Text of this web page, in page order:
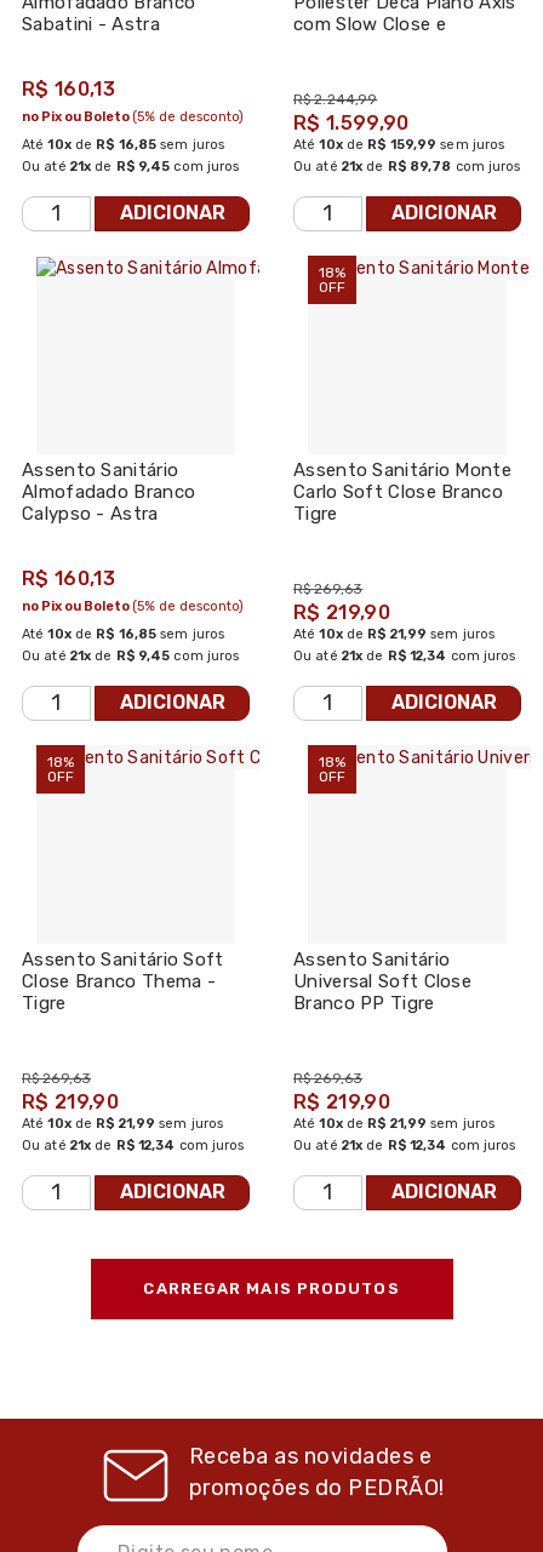
Sabatini - Astra
R$ 160,13
Até10xde R$ 16,85 sem juros
Ou até 21x de R$ 9,45 com juros
no Pix ou Boleto(5% de desconto)
ADICIONAR
com Slow Close e
R$ 2.244,99
R$ 1.599,90
Até10xde R$ 159,99 sem juros
Ou até 21x de R$ 89,78 com juros
ADICIONAR
Assento Sanitário
Almofadado Branco
Calypso - Astra
R$ 160,13
Até10xde R$ 16,85 sem juros
Ou até 21x de R$ 9,45 com juros
no Pix ou Boleto(5% de desconto)
ADICIONAR
18%
OFF
Assento Sanitário Monte
Carlo Soft Close Branco
Tigre
R$ 269,63
R$ 219,90
Até10xde R$ 21,99 sem juros
Ou até 21x de R$ 12,34 com juros
ADICIONAR
18%
OFF
Assento Sanitário Soft
Close Branco Thema -
Tigre
R$ 269,63
R$ 219,90
Até10xde R$ 21,99 sem juros
Ou até 21x de R$ 12,34 com juros
ADICIONAR
18%
OFF
Assento Sanitário
Universal Soft Close
Branco PP Tigre
R$ 269,63
R$ 219,90
Até10xde R$ 21,99 sem juros
Ou até 21x de R$ 12,34 com juros
ADICIONAR
CARREGAR MAIS PRODUTOS
Receba as novidades e
promoções do PEDRÃO!